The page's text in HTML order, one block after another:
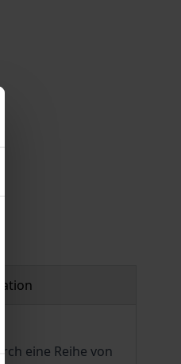
eine Reihe von